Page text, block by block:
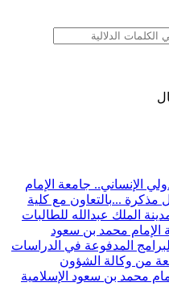
الإنساني.. جامعة الإمام
مذكرة ...بالتعاون مع كلية
الملك عبدالله للطالبات
الإمام محمد بن سعود
المدفوعة في الدراسات
من وكالة الشؤون
محمد بن سعود الإسلامية